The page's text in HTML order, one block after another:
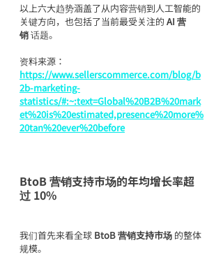
以上六大趋势涵盖了从内容营销到人工智能的
关键方向，也包括了当前最受关注的 AI 营
销 话题。
资料来源：
https://www.sellerscommerce.com/blog/b
2b-marketing-
statistics/#:~:text=Global%20B2B%20mark
et%20is%20estimated,presence%20more%
20tan%20ever%20before
BtoB 营销支持市场的年均增长率超
过 10%
我们首先来看全球 BtoB 营销支持市场 的整体
规模。